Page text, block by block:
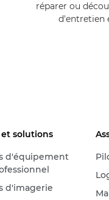
réparer ou
d'entretien
et solutions
d'équipement
d'imagerie